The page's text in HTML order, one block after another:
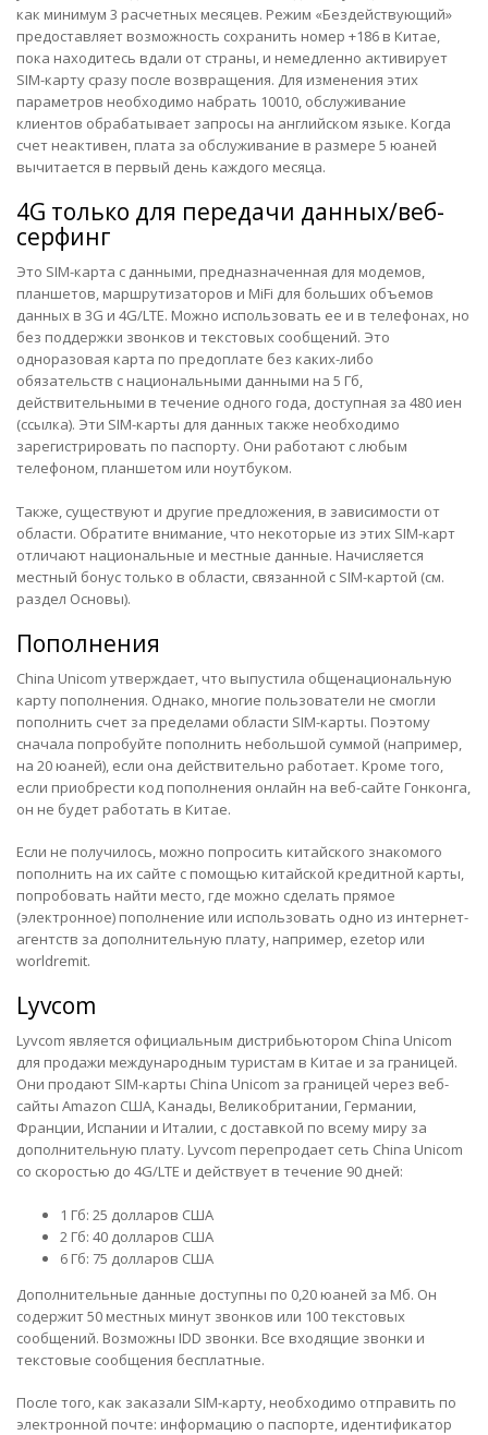
как минимум 3 расчетных месяцев. Режим «Бездействующий»
предоставляет возможность сохранить номер +186 в Китае,
пока находитесь вдали от страны, и немедленно активирует
SIM-карту сразу после возвращения. Для изменения этих
параметров необходимо набрать 10010, обслуживание
клиентов обрабатывает запросы на английском языке. Когда
счет неактивен, плата за обслуживание в размере 5 юаней
вычитается в первый день каждого месяца.
4G только для передачи данных/веб-
серфинг
Это SIM-карта с данными, предназначенная для модемов,
планшетов, маршрутизаторов и MiFi для больших объемов
данных в 3G и 4G/LTE. Можно использовать ее и в телефонах, но
без поддержки звонков и текстовых сообщений. Это
одноразовая карта по предоплате без каких-либо
обязательств с национальными данными на 5 Гб,
действительными в течение одного года, доступная за 480 иен
(ссылка). Эти SIM-карты для данных также необходимо
зарегистрировать по паспорту. Они работают с любым
телефоном, планшетом или ноутбуком.
Также, существуют и другие предложения, в зависимости от
области. Обратите внимание, что некоторые из этих SIM-карт
отличают национальные и местные данные. Начисляется
местный бонус только в области, связанной с SIM-картой (см.
раздел Основы).
Пополнения
China Unicom утверждает, что выпустила общенациональную
карту пополнения. Однако, многие пользователи не смогли
пополнить счет за пределами области SIM-карты. Поэтому
сначала попробуйте пополнить небольшой суммой (например,
на 20 юаней), если она действительно работает. Кроме того,
если приобрести код пополнения онлайн на веб-сайте Гонконга,
он не будет работать в Китае.
Если не получилось, можно попросить китайского знакомого
пополнить на их сайте с помощью китайской кредитной карты,
попробовать найти место, где можно сделать прямое
(электронное) пополнение или использовать одно из интернет-
агентств за дополнительную плату, например, ezetop или
worldremit.
Lyvcom
Lyvcom является официальным дистрибьютором China Unicom
для продажи международным туристам в Китае и за границей.
Они продают SIM-карты China Unicom за границей через веб-
сайты Amazon США, Канады, Великобритании, Германии,
Франции, Испании и Италии, с доставкой по всему миру за
дополнительную плату. Lyvcom перепродает сеть China Unicom
со скоростью до 4G/LTE и действует в течение 90 дней:
1 Гб: 25 долларов США
2 Гб: 40 долларов США
6 Гб: 75 долларов США
Дополнительные данные доступны по 0,20 юаней за Мб. Он
содержит 50 местных минут звонков или 100 текстовых
сообщений. Возможны IDD звонки. Все входящие звонки и
текстовые сообщения бесплатные.
После того, как заказали SIM-карту, необходимо отправить по
электронной почте: информацию о паспорте, идентификатор